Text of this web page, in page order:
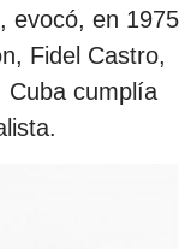
evocó, en 1975
Fidel Castro,
Cuba cumplía